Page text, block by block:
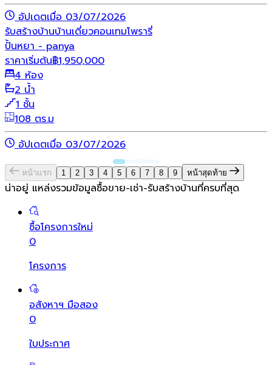
อัปเดตเมื่อ 03/07/2026
รับสร้างบ้านบ้านเดี่ยวคอนเทมโพรารี่
ปั้นหยา - panya
ราคาเริ่มต้น฿1,950,000
4 ห้อง
2 น้ำ
1 ชั้น
108 ตร.ม
อัปเดตเมื่อ 03/07/2026
หน้าแรก 1 2 3 4 5 6 7 8 9 หน้าสุดท้าย
น่าอยู่ แหล่งรวมข้อมูลซื้อขาย-เช่า-รับสร้างบ้านที่ครบที่สุด
ซื้อโครงการใหม่
0
โครงการ
อสังหาฯ มือสอง
0
ใบประกาศ